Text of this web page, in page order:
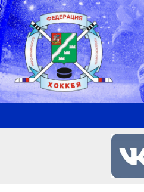
Перейти
к
содержимому